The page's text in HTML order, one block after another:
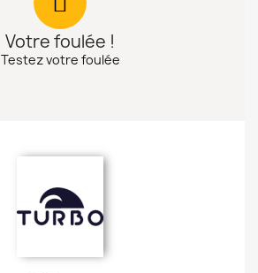
Votre foulée !
Testez votre foulée